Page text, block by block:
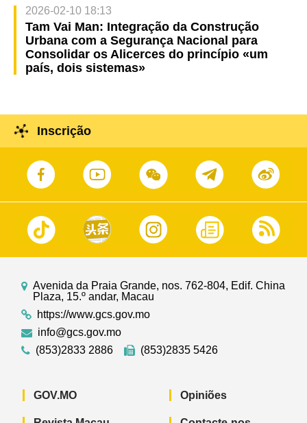
2026-02-10 18:13
Tam Vai Man: Integração da Construção
Urbana com a Segurança Nacional para
Consolidar os Alicerces do princípio «um
país, dois sistemas»
Inscrição
Avenida da Praia Grande, nos. 762-804, Edif. China
Plaza, 15.º andar, Macau
https://www.gcs.gov.mo
info@gcs.gov.mo
(853)2833 2886
(853)2835 5426
GOV.MO Opiniões